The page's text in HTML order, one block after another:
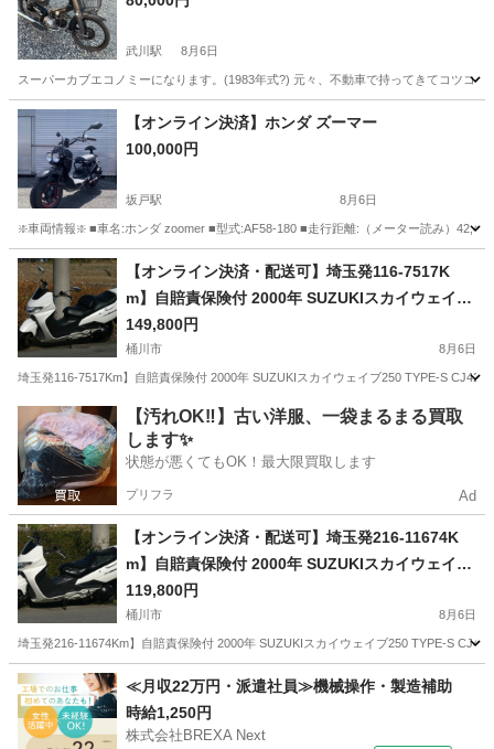
武川駅 8月6日
スーパーカブエコノミーになります。(1983年式?) 元々、不動車で持ってきてコツコ
埼玉 深谷市 武川駅 ホンダ カブ
【オンライン決済】ホンダ ズーマー
100,000円
坂戸駅 8月6日
❇️車両情報❇️ ■車名:ホンダ zoomer ■型式:AF58-180 ■走行距離:（メーター読み）
埼玉 坂戸市 坂戸駅 ホンダ 新品
【オンライン決済・配送可】埼玉発116-7517K
m】自賠責保険付 2000年 SUZUKIスカイウェイブ
250 TYPE-S CJ42A 状態良好ベンツテール
149,800円
桶川市 8月6日
埼玉発116-7517Km】自賠責保険付 2000年 SUZUKIスカイウェイブ250 TYPE-S
埼玉 桶川市 スズキ 自賠責保険
【汚れOK‼️】古い洋服、一袋まるまる買取
します✨
状態が悪くてもOK！最大限買取します
プリフラ Ad
【オンライン決済・配送可】埼玉発216-11674K
m】自賠責保険付 2000年 SUZUKIスカイウェイブ
250 TYPE-S CJ42A 状態良好ベンツテール
119,800円
桶川市 8月6日
埼玉発216-11674Km】自賠責保険付 2000年 SUZUKIスカイウェイブ250 TYPE-S
埼玉 桶川市 スズキ
≪月収22万円・派遣社員≫機械操作・製造補助
時給1,250円
株式会社BREXA Next